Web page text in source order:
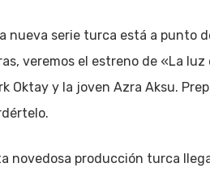
enter para Buscar o la X para
nueva serie turca está a punto
veremos el estreno de «La
Oktay y la joven Azra Aksu.
novedosa producción turca